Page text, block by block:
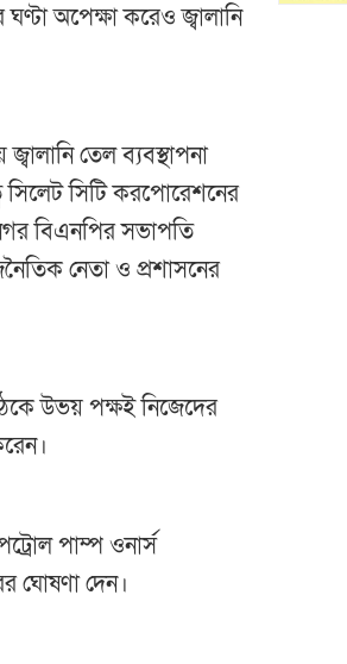
অপেক্ষা করেও জ্বালানি
তেল ব্যবস্থাপনা
সিলেট সিটি করপোরেশনের
বিএনপির সভাপতি
নেতা ও প্রশাসনের
উভয় পক্ষই নিজেদের
পাম্প ওনার্স
ঘোষণা দেন।